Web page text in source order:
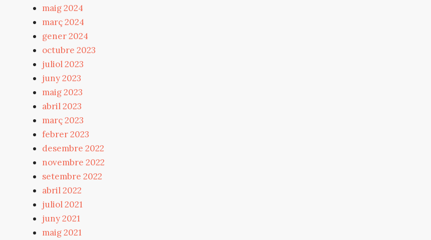
maig 2024
març 2024
gener 2024
octubre 2023
juliol 2023
juny 2023
maig 2023
abril 2023
març 2023
febrer 2023
desembre 2022
novembre 2022
setembre 2022
abril 2022
juliol 2021
juny 2021
maig 2021